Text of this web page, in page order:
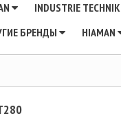
INDUSTRIE TECHNIK
БРЕНДЫ HIAMAN